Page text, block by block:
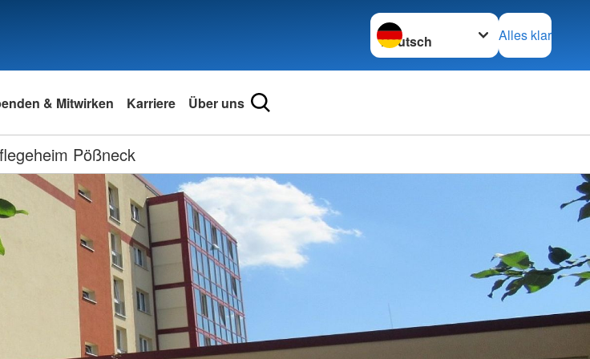
Sprache wechseln zu
Alles klar
& Mitwirken Karriere Über uns
Pößneck